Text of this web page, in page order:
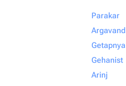
Parakar
Argavand
Getapnya
Gehanist
Arinj